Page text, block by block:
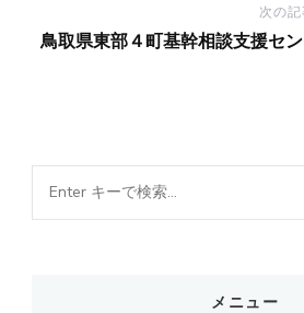
次の記
鳥取県東部４町基幹相談支援セ
に
メニュー